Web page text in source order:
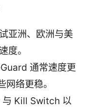
亚洲、欧洲与美
度。
通常速度更
络更稳。
Kill Switch 以